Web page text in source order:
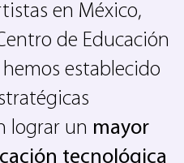
en México,
de Educación
establecido
lograr un mayor
tecnológica